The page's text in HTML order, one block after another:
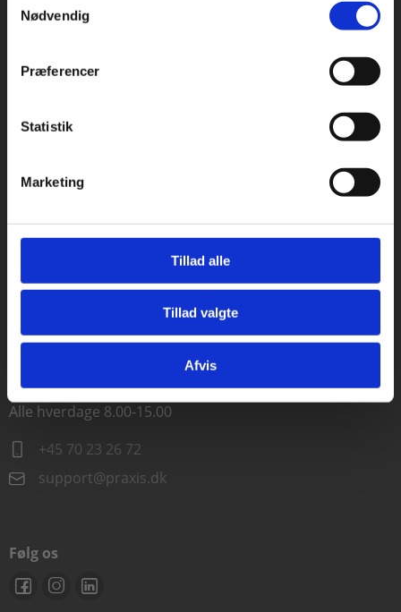
Nødvendig
Præferencer
Statistik
Marketing
Tillad alle
Tillad valgte
Afvis
1120 København K
Odense
Kochsgade 31D
Rødekro
6230 Rødekro
Kontakt kundeservice
Alle hverdage kl. 10.00-15.00
Kontakt teknisk support
Alle hverdage 8.00-15.00
+45 70 23 26 72
support@praxis.dk
Følg os
Gå til praxisOnline